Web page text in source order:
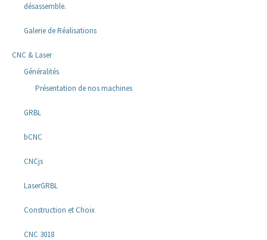
désassemble.
Galerie de Réalisations
CNC & Laser
Généralités
Présentation de nos machines
GRBL
bCNC
CNCjs
LaserGRBL
Construction et Choix
CNC 3018